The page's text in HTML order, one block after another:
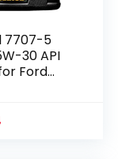
7707-5
30 API
Ford